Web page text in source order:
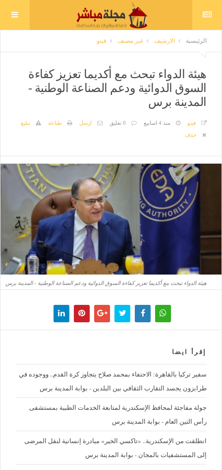
الرئيسية الارشيف غير مصنف فيتو
هيئة الدواء تبحث مع أكديما تعزيز كفاءة
السوق الدوائية ودعم الصناعة الوطنية -
المدينة برس
فيتو منذ 4 اسابيع 0 تعليق ارسل طباعة
تبليغ
حذف
هيئة الدواء تبحث مع أكديما تعزيز كفاءة السوق الدوائية ودعم الصناعة الوطنية - المدينة برس
إقرأ ايضا
سفير تركيا بالقاهرة: الاحتفاء بمحمد صلاح يتجاوز كرة القدم.. ووجوده في
طرابزون يجسد التقارب الثقافي بين البلدين - بوابة المدينة برس
جولة مفاجئة لمحافظ الإسكندرية لمتابعة الخدمات الطبية بمستشفى
رأس التين العام - بوابة المدينة برس
انطلقت من الإسكندرية.. «تاكسي الخير» مبادرة إنسانية لنقل المرضى
إلى المستشفيات بالمجان - بوابة المدينة برس